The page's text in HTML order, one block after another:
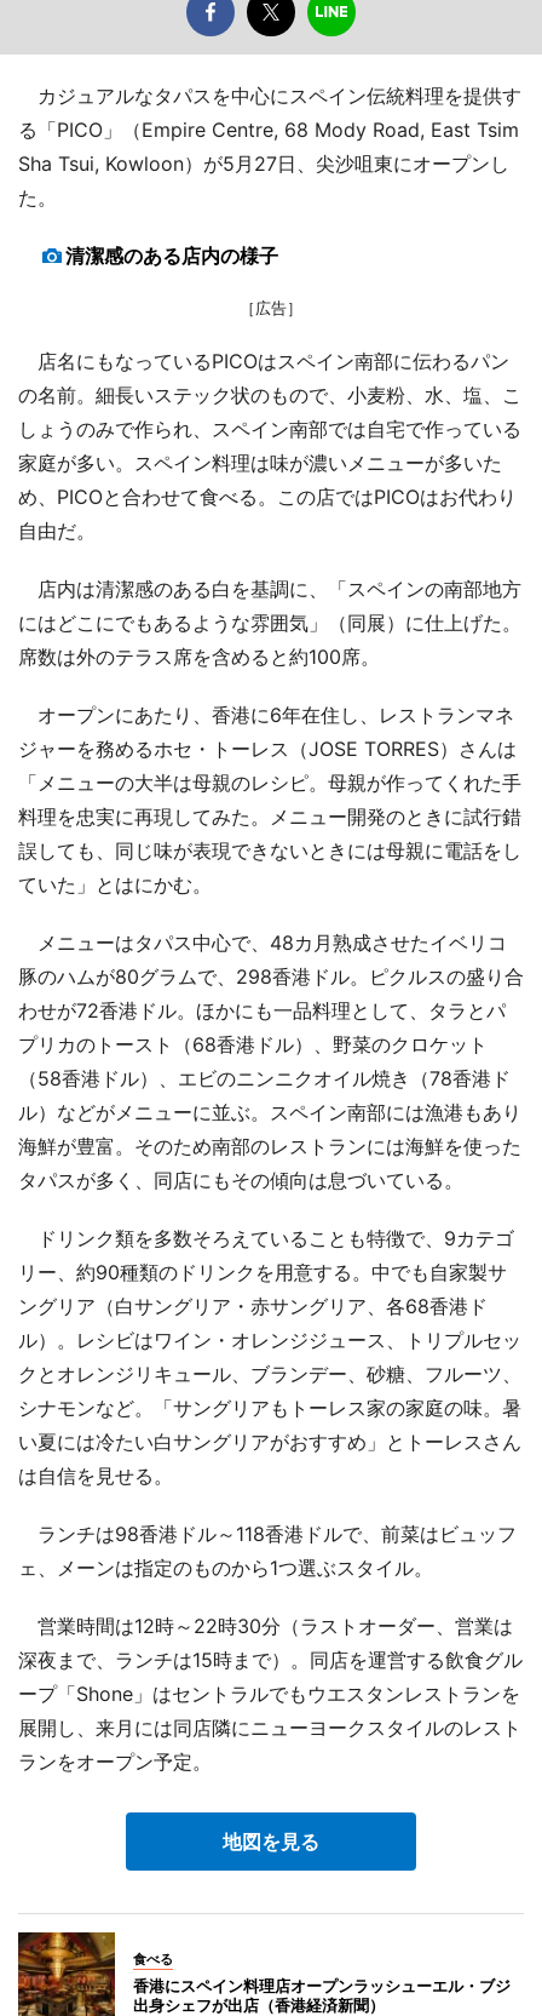
カジュアルなタパスを中心にスペイン伝統料理を提供す
る「PICO」（Empire Centre, 68 Mody Road, East Tsim
Sha Tsui, Kowloon）が5月27日、尖沙咀東にオープンし
た。
清潔感のある店内の様子
［広告］
店名にもなっているPICOはスペイン南部に伝わるパン
の名前。細長いステック状のもので、小麦粉、水、塩、こ
しょうのみで作られ、スペイン南部では自宅で作っている
家庭が多い。スペイン料理は味が濃いメニューが多いた
め、PICOと合わせて食べる。この店ではPICOはお代わり
自由だ。
店内は清潔感のある白を基調に、「スペインの南部地方
にはどこにでもあるような雰囲気」（同展）に仕上げた。
席数は外のテラス席を含めると約100席。
オープンにあたり、香港に6年在住し、レストランマネ
ジャーを務めるホセ・トーレス（JOSE TORRES）さんは
「メニューの大半は母親のレシピ。母親が作ってくれた手
料理を忠実に再現してみた。メニュー開発のときに試行錯
誤しても、同じ味が表現できないときには母親に電話をし
ていた」とはにかむ。
メニューはタパス中心で、48カ月熟成させたイベリコ
豚のハムが80グラムで、298香港ドル。ピクルスの盛り合
わせが72香港ドル。ほかにも一品料理として、タラとパ
プリカのトースト（68香港ドル）、野菜のクロケット
（58香港ドル）、エビのニンニクオイル焼き（78香港ド
ル）などがメニューに並ぶ。スペイン南部には漁港もあり
海鮮が豊富。そのため南部のレストランには海鮮を使った
タパスが多く、同店にもその傾向は息づいている。
ドリンク類を多数そろえていることも特徴で、9カテゴ
リー、約90種類のドリンクを用意する。中でも自家製サ
ングリア（白サングリア・赤サングリア、各68香港ド
ル）。レシビはワイン・オレンジジュース、トリプルセッ
クとオレンジリキュール、ブランデー、砂糖、フルーツ、
シナモンなど。「サングリアもトーレス家の家庭の味。暑
い夏には冷たい白サングリアがおすすめ」とトーレスさん
は自信を見せる。
ランチは98香港ドル～118香港ドルで、前菜はビュッフ
ェ、メーンは指定のものから1つ選ぶスタイル。
営業時間は12時～22時30分（ラストオーダー、営業は
深夜まで、ランチは15時まで）。同店を運営する飲食グル
ープ「Shone」はセントラルでもウエスタンレストランを
展開し、来月には同店隣にニューヨークスタイルのレスト
ランをオープン予定。
地図を見る
食べる
香港にスペイン料理店オープンラッシューエル・ブジ
出身シェフが出店（香港経済新聞）